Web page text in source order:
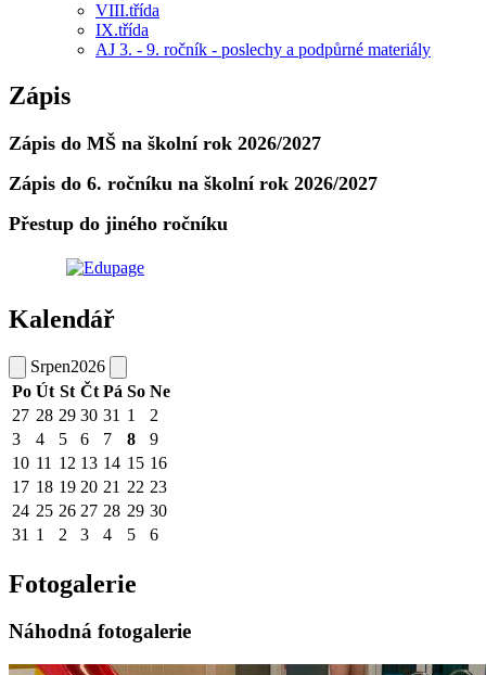
VIII.třída
IX.třída
AJ 3. - 9. ročník - poslechy a podpůrné materiály
Zápis
Zápis do MŠ na školní rok 2026/2027
Zápis do 6. ročníku na školní rok 2026/2027
Přestup do jiného ročníku
Kalendář
Srpen2026
Po Út St Čt Pá So Ne
27 28 29 30 31 1
2
3
4 5 6 7 8
9
10 11 12 13 14 15 16
17 18 19 20 21 22 23
24 25 26 27 28 29 30
31 1 2 3 4 5 6
Fotogalerie
Náhodná fotogalerie